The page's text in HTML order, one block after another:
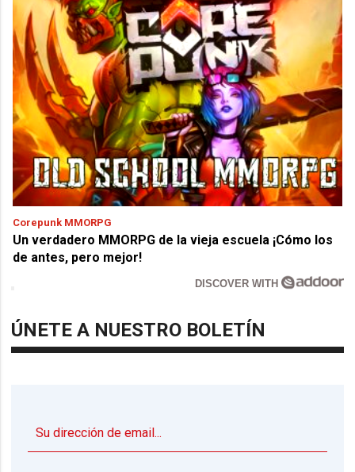
Corepunk MMORPG
Un verdadero MMORPG de la vieja escuela ¡Cómo los
de antes, pero mejor!
DISCOVER WITH
ÚNETE A NUESTRO BOLETÍN